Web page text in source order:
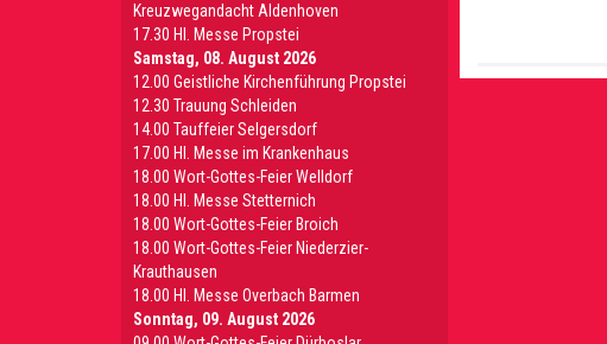
Kreuzwegandacht Aldenhoven
17.30 Hl. Messe Propstei
Samstag, 08. August 2026
12.00 Geistliche Kirchenführung Propstei
12.30 Trauung Schleiden
14.00 Tauffeier Selgersdorf
17.00 Hl. Messe im Krankenhaus
18.00 Wort-Gottes-Feier Welldorf
18.00 Hl. Messe Stetternich
18.00 Wort-Gottes-Feier Broich
18.00 Wort-Gottes-Feier Niederzier-
Krauthausen
18.00 Hl. Messe Overbach Barmen
Sonntag, 09. August 2026